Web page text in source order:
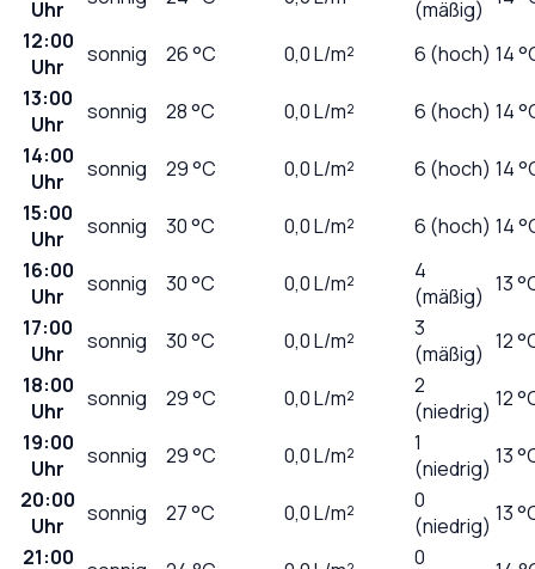
Uhr
(mäßig)
12:00
Uhr
sonnig 26°C 0,0L/m² 6 (hoch) 14
13:00
Uhr
sonnig 28°C 0,0L/m² 6 (hoch) 14
14:00
Uhr
sonnig 29°C 0,0L/m² 6 (hoch) 14
15:00
Uhr
sonnig 30°C 0,0L/m² 6 (hoch) 14
16:00
Uhr
sonnig 30°C 0,0L/m²
4
(mäßig) 13
17:00
Uhr
sonnig 30°C 0,0L/m²
3
(mäßig) 12
18:00
Uhr
sonnig 29°C 0,0L/m²
2
(niedrig) 12
19:00
Uhr
sonnig 29°C 0,0L/m²
1
(niedrig) 13
20:00
Uhr
sonnig 27°C 0,0L/m²
0
(niedrig) 13
21:00
0